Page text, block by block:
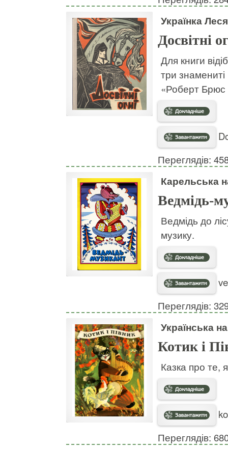
Українка Леся
Досвітні
Для книги
три
«Роберт
Переглядів:
Карельська
Ведмідь-
Ведмідь до
музику.
Переглядів:
Українська
Котик і
Казка про те,
Переглядів: